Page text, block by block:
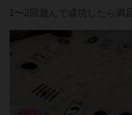
1〜2回遊んで成功したら満